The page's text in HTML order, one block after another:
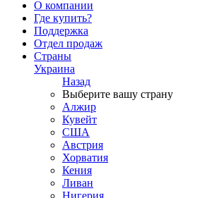
О компании
Где купить?
Поддержка
Отдел продаж
Страны
Украина
Назад
Выберите вашу страну
Алжир
Кувейт
США
Австрия
Хорватия
Кения
Ливан
Нигерия